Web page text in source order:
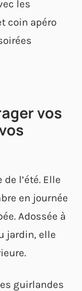
les
coin apéro
vos
l’été. Elle
en journée
Adossée à
jardin, elle
guirlandes